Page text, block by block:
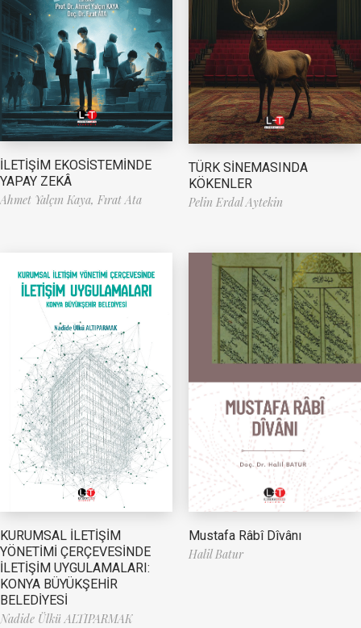
İLETİŞİM EKOSİSTEMİNDE
YAPAY ZEKÂ
Ahmet Yalçın Kaya, Fırat Ata
TÜRK SİNEMASINDA
KÖKENLER
Pelin Erdal Aytekin
KURUMSAL İLETİŞİM
YÖNETİMİ ÇERÇEVESİNDE
İLETİŞİM UYGULAMALARI:
KONYA BÜYÜKŞEHİR
BELEDİYESİ
Nadide Ülkü ALTIPARMAK
Mustafa Râbî Dîvânı
Halil Batur